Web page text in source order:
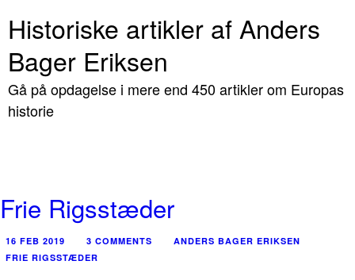
Historiske artikler af Anders
Bager Eriksen
Gå på opdagelse i mere end 450 artikler om Europas
historie
Frie Rigsstæder
16 FEB 2019 3 COMMENTS
ANDERS BAGER ERIKSEN
FRIE RIGSSTÆDER